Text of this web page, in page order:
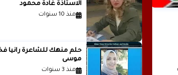
الاستاذة غادة محمود
منذ 10 سنوات
حلم منهك للشاعرة
موسى
منذ 3 سنوات